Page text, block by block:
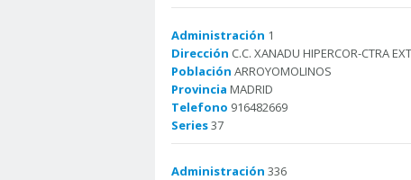
Administración 1
Dirección C.C. XANADU HIPERCOR-CTRA
Población ARROYOMOLINOS
Provincia MADRID
Telefono 916482669
Series37
Administración 336